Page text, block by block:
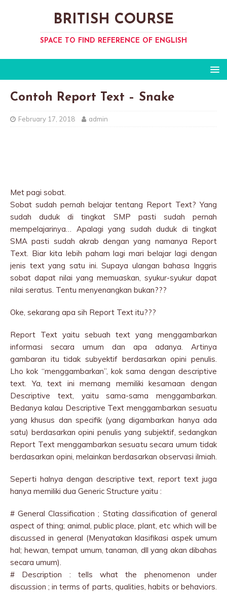
BRITISH COURSE
SPACE TO FIND REFERENCE OF ENGLISH
Contoh Report Text – Snake
February 17, 2018 admin
Met pagi sobat.
Sobat sudah pernah belajar tentang Report Text? Yang
sudah duduk di tingkat SMP pasti sudah pernah
mempelajarinya… Apalagi yang sudah duduk di tingkat
SMA pasti sudah akrab dengan yang namanya Report
Text. Biar kita lebih paham lagi mari belajar lagi dengan
jenis text yang satu ini. Supaya ulangan bahasa Inggris
sobat dapat nilai yang memuaskan, syukur-syukur dapat
nilai seratus. Tentu menyenangkan bukan???
Oke, sekarang apa sih Report Text itu???
Report Text yaitu sebuah text yang menggambarkan
informasi secara umum dan apa adanya. Artinya
gambaran itu tidak subyektif berdasarkan opini penulis.
Lho kok “menggambarkan”, kok sama dengan descriptive
text. Ya, text ini memang memiliki kesamaan dengan
Descriptive text, yaitu sama-sama menggambarkan.
Bedanya kalau Descriptive Text menggambarkan sesuatu
yang khusus dan specifik (yang digambarkan hanya ada
satu) berdasarkan opini penulis yang subjektif, sedangkan
Report Text menggambarkan sesuatu secara umum tidak
berdasarkan opini, melainkan berdasarkan observasi ilmiah.
Seperti halnya dengan descriptive text, report text juga
hanya memiliki dua Generic Structure yaitu :
# General Classification ; Stating classification of general
aspect of thing; animal, public place, plant, etc which will be
discussed in general (Menyatakan klasifikasi aspek umum
hal; hewan, tempat umum, tanaman, dll yang akan dibahas
secara umum).
# Description : tells what the phenomenon under
discussion ; in terms of parts, qualities, habits or behaviors.